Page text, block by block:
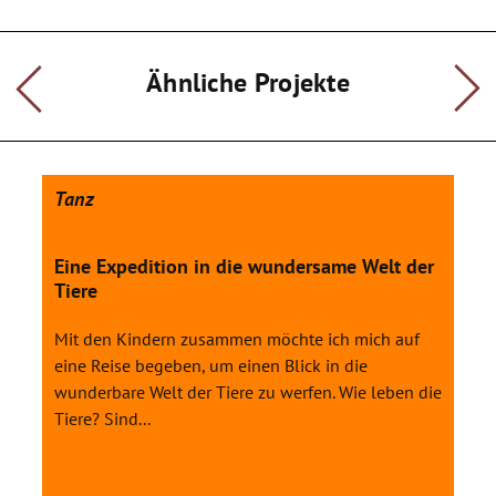
nähern.
recherchieren. Die individuellen Wünsche und Vorstellungen
werden als Vorlage für Tänze und Szenen genommen.
Choreographien verbunden. Als
Abschluss ist eine Collage aus unterschiedlichen Tänzen und
Szenen zum Thema Lebensperspektive geplant. Diese soll an
Ähnliche Projekte
Tanz
Eine Expedition in die wundersame Welt der
Tiere
Mit den Kindern zusammen möchte ich mich auf
eine Reise begeben, um einen Blick in die
wunderbare Welt der Tiere zu werfen. Wie leben die
Tiere? Sind...